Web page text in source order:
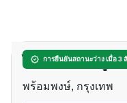
การยืนยันสถานะว่าง เมื่อ 3
ไซมิส เอ๊กซ์ตลูซี
พร้อมพงษ์, กรุงเทพ